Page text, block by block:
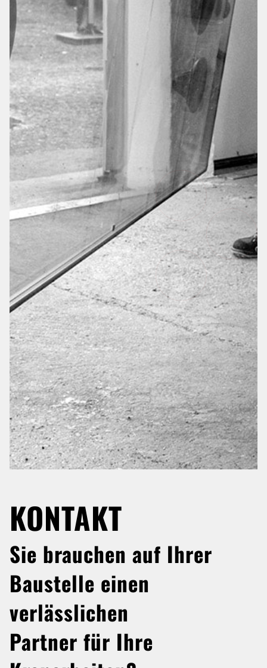
KONTAKT
Sie brauchen auf Ihrer
Baustelle einen
verlässlichen
Partner für Ihre